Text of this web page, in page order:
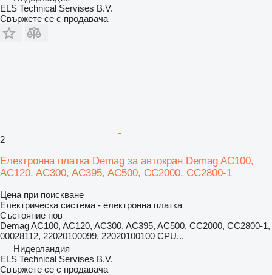
ELS Technical Servises B.V.
Свържете се с продавача
2
Електронна платка Demag за автокран Demag AC100,
AC120, AC300, AC395, AC500, CC2000, CC2800-1
Цена при поискване
Електрическа система - електронна платка
Състояние нов
Demag AC100, AC120, AC300, AC395, AC500, CC2000, CC2800-1,
00028112, 22020100099, 22020100100 CPU...
Нидерландия
ELS Technical Servises B.V.
Свържете се с продавача